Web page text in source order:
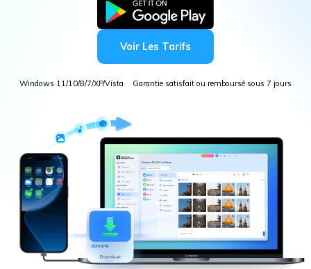
Voir Les Tarifs
Windows 11/10/8/7/XP/Vista Garantie satisfait ou remboursé sous 7 jours
16,598,741